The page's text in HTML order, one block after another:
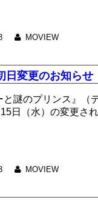
MOVIEW
日変更のお知らせ
謎のプリンス』（
日（水）の変更さ
MOVIEW